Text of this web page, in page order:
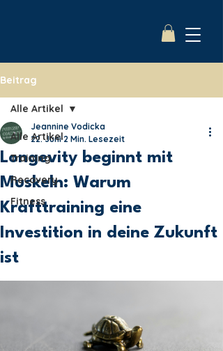
Beitrag
Alle Artikel
Training
Recovery
Fitness
Alle Artikel
Longevity beginnt mit
Muskeln: Warum
Krafttraining eine
Investition in deine Zukunft
ist
Jeannine Vodicka
22. Juni 2 Min. Lesezeit